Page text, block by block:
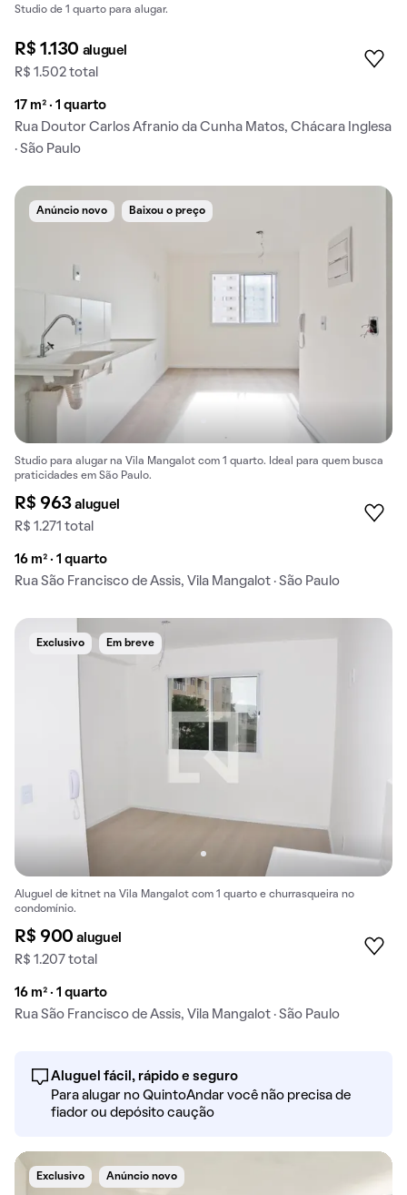
Studio de 1 quarto para alugar.
R$ 1.130 aluguel
R$ 1.502 total
17 m² · 1 quarto
Rua Doutor Carlos Afranio da Cunha Matos, Chácara Inglesa
· São Paulo
Anúncio novo Baixou o preço
Studio para alugar na Vila Mangalot com 1 quarto. Ideal para quem busca
praticidades em São Paulo.
R$ 963aluguel
R$ 1.271 total
16 m² · 1 quarto
Rua São Francisco de Assis, Vila Mangalot · São Paulo
Exclusivo Em breve
Aluguel de kitnet na Vila Mangalot com 1 quarto e churrasqueira no
condomínio.
R$ 900aluguel
R$ 1.207 total
16 m² · 1 quarto
Rua São Francisco de Assis, Vila Mangalot · São Paulo
Aluguel fácil, rápido e seguro
Para alugar no QuintoAndar você não precisa de
fiador ou depósito caução
Exclusivo Anúncio novo